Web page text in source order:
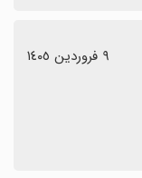
٩ فروردین ١٤٠٥